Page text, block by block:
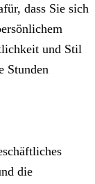
dass Sie sich
und Stil
Stunden
die